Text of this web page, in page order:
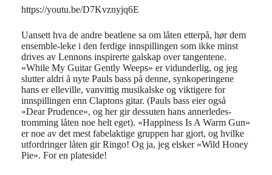
https://youtu.be/D7Kvznyjq6E
Uansett hva de andre beatlene sa om låten etterpå, hør dem
ensemble-leke i den ferdige innspillingen som ikke minst
drives av Lennons inspirerte galskap over tangentene.
«While My Guitar Gently Weeps» er vidunderlig, og jeg
slutter aldri å nyte Pauls bass på denne, synkoperingene
hans er elleville, vanvittig musikalske og viktigere for
innspillingen enn Claptons gitar. (Pauls bass eier også
«Dear Prudence», og her gir dessuten hans annerledes-
tromming låten noe helt eget). «Happiness Is A Warm Gun»
er noe av det mest fabelaktige gruppen har gjort, og hvilke
utfordringer låten gir Ringo! Og ja, jeg elsker «Wild Honey
Pie». For en plateside!